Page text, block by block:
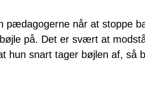
pædagogerne når at stoppe
på. Det er svært at
hun snart tager bøjlen af, så